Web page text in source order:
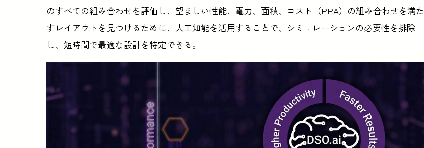
のすべての組み合わせを評価し、望ましい性能、電力、面積、コスト（PPA）の組み合わせを満た
すレイアウトを見つけるために、人工知能を活用することで、シミュレーションの必要性を排除
し、短時間で最適な設計を特定できる。